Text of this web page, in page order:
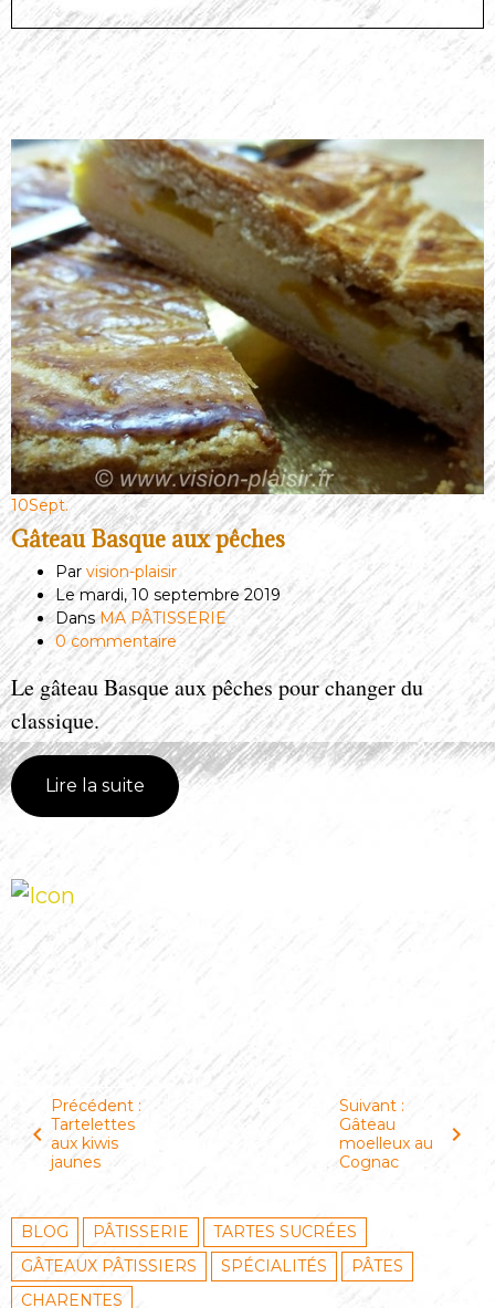
10Sept.
Gâteau Basque aux pêches
Par vision-plaisir
Le mardi, 10 septembre 2019
DansMA PÂTISSERIE
0 commentaire
Le gâteau Basque aux pêches pour changer du
classique.
Lire la suite
Précédent :
Tartelettes
aux kiwis
jaunes
Suivant :
Gâteau
moelleux au
Cognac
BLOG PÂTISSERIE
TARTES SUCRÉES
GÂTEAUX PÂTISSIERS
SPÉCIALITÉS
PÂTES
CHARENTES